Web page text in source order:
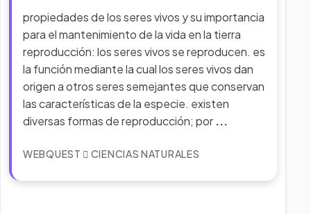
propiedades de los seres vivos y su importancia
para el mantenimiento de la vida en la tierra
reproducción: los seres vivos se reproducen. es
la función mediante la cual los seres vivos dan
origen a otros seres semejantes que conservan
las características de la especie. existen
diversas formas de reproducción; por ...
WEBQUEST CIENCIAS NATURALES